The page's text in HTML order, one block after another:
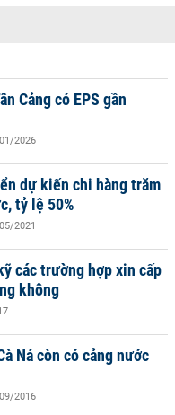
Cảng có EPS gần
2026
dự kiến chi hàng trăm
tỷ lệ 50%
2021
các trường hợp xin cấp
không
Ná còn có cảng nước
2016